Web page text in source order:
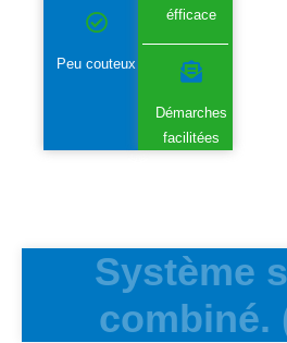
Peu couteux
éfficace
Démarches
facilitées
Système
combiné.